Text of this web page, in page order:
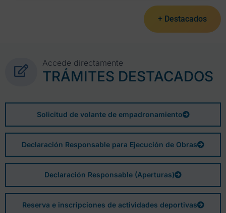
+ Destacados
Accede directamente
TRÁMITES DESTACADOS
Solicitud de volante de empadronamiento
Declaración Responsable para Ejecución de Obras
Declaración Responsable (Aperturas)
Reserva e inscripciones de actividades deportivas